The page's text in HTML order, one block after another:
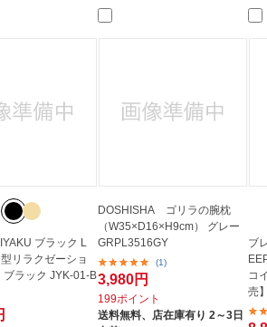
ブラック L
リラクゼーショ
ブラック JYK-01-B
DOSHISHA ゴリラの腕枕
（W35×D16×H9cm） グレー
GRPL3516GY
(1)
3,980円
199ポイント
送料無料、 店在庫有り 2～3日
ブ
コ
売】